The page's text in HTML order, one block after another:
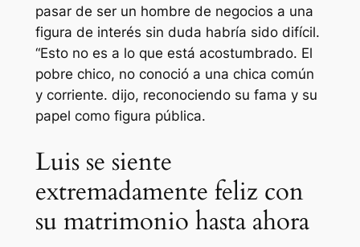
pasar de ser un hombre de negocios a una
figura de interés sin duda habría sido difícil.
“Esto no es a lo que está acostumbrado. El
pobre chico, no conoció a una chica común
y corriente. dijo, reconociendo su fama y su
papel como figura pública.
Luis se siente
extremadamente feliz con
su matrimonio hasta ahora